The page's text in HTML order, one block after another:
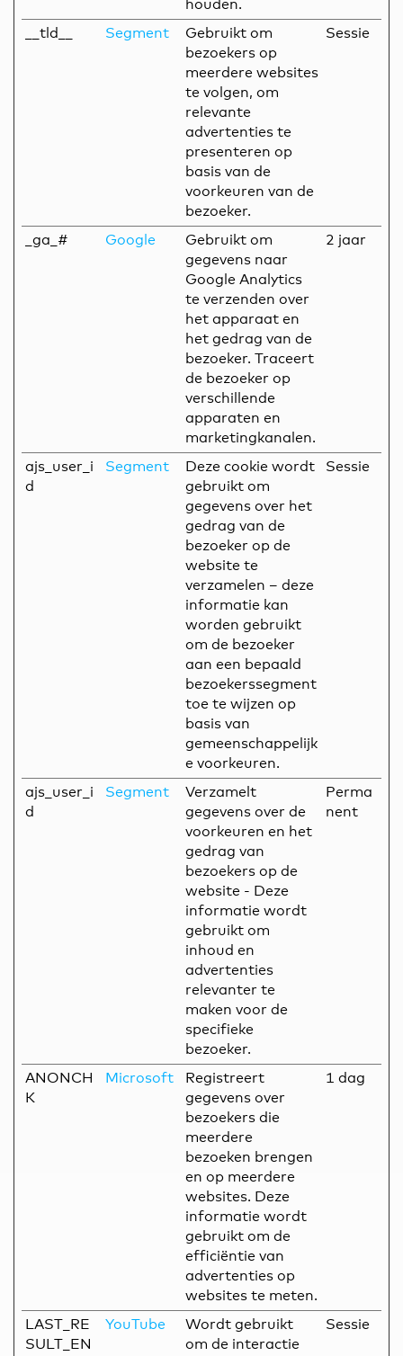
houden.
__tld__
Segment
Gebruikt om
bezoekers op
meerdere websites
te volgen, om
relevante
advertenties te
presenteren op
basis van de
voorkeuren van de
bezoeker.
Sessie
_ga_# Google
Gebruikt om
gegevens naar
Google Analytics
te verzenden over
het apparaat en
het gedrag van de
bezoeker. Traceert
de bezoeker op
verschillende
apparaten en
marketingkanalen.
2 jaar
ajs_user_i
d
Segment
Deze cookie wordt
gebruikt om
gegevens over het
gedrag van de
bezoeker op de
website te
verzamelen – deze
informatie kan
worden gebruikt
om de bezoeker
aan een bepaald
bezoekerssegment
toe te wijzen op
basis van
gemeenschappelijk
e voorkeuren.
Sessie
ajs_user_i
d
Segment
Verzamelt
gegevens over de
voorkeuren en het
gedrag van
bezoekers op de
website - Deze
informatie wordt
gebruikt om
inhoud en
advertenties
relevanter te
maken voor de
specifieke
bezoeker.
Perma
nent
ANONCH
K
Microsoft
Registreert
gegevens over
bezoekers die
meerdere
bezoeken brengen
en op meerdere
websites. Deze
informatie wordt
gebruikt om de
efficiëntie van
advertenties op
websites te meten.
1 dag
LAST_RE
SULT_EN
YouTube
Wordt gebruikt
om de interactie
Sessie